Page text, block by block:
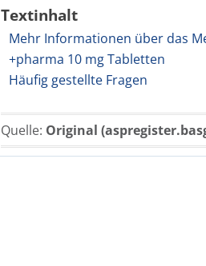
Textinhalt
Mehr Informationen über das
+pharma 10 mg Tabletten
Häufig gestellte Fragen
Quelle: Original